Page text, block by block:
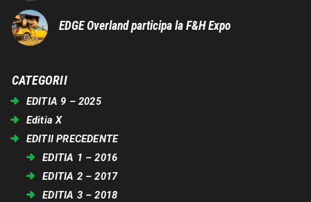
EDGE Overland participa la F&H Expo
CATEGORII
EDITIA 9 – 2025
Editia X
EDITII PRECEDENTE
EDITIA 1 – 2016
EDITIA 2 – 2017
EDITIA 3 – 2018